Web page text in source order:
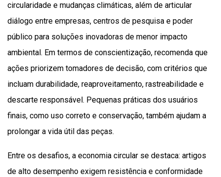
circularidade e mudanças climáticas, além de articular
diálogo entre empresas, centros de pesquisa e poder
público para soluções inovadoras de menor impacto
ambiental. Em termos de conscientização, recomenda que
ações priorizem tomadores de decisão, com critérios que
incluam durabilidade, reaproveitamento, rastreabilidade e
descarte responsável. Pequenas práticas dos usuários
finais, como uso correto e conservação, também ajudam a
prolongar a vida útil das peças.
Entre os desafios, a economia circular se destaca: artigos
de alto desempenho exigem resistência e conformidade